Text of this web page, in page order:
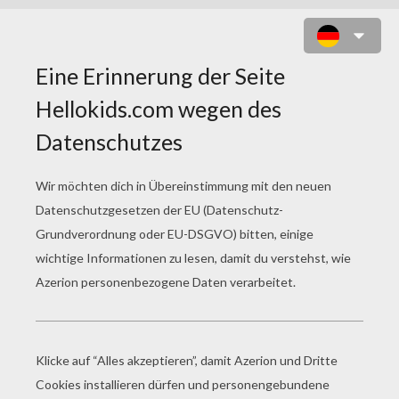
OBERSTUFE SCHIEBEPUZZLE
http://imgde.hellokids.com/_uploads/_tiny_galerie/
back-to-school4250-source_ec3.jpg
3